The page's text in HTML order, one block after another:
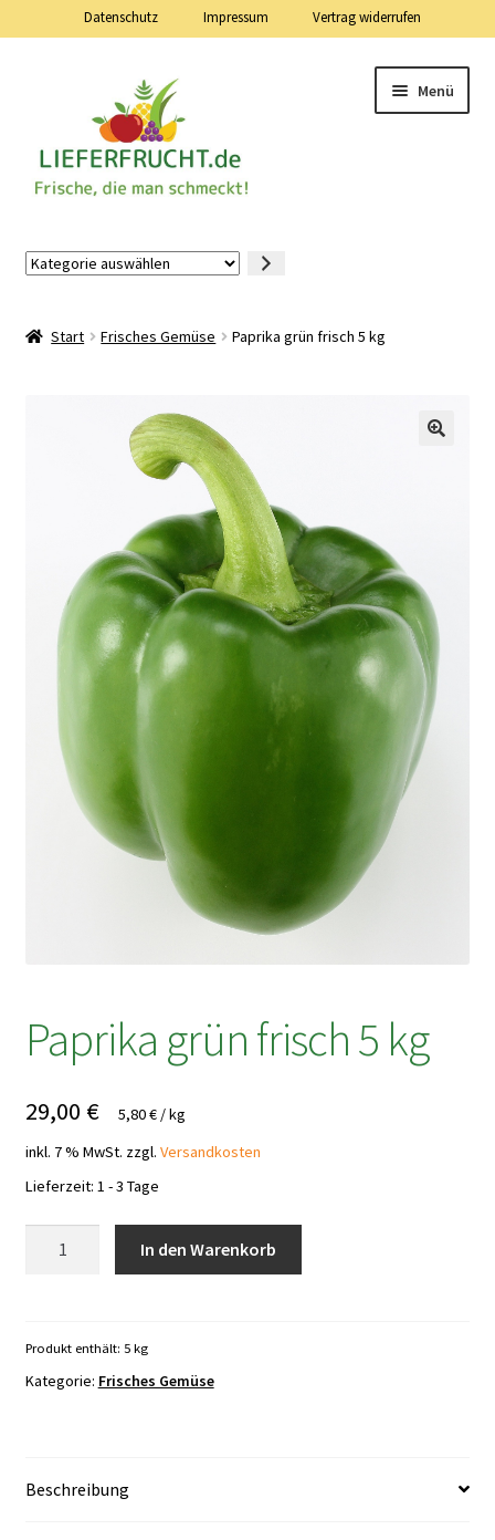
Datenschutz Impressum Vertrag widerrufen
Menü
Vertrag widerrufen
Kategorie
Start Frisches Gemüse Paprika grün frisch 5 kg
Paprika grün frisch 5 kg
29,00 € 5,80€ /kg
inkl. 7 % MwSt. zzgl. Versandkosten
Lieferzeit: 1 - 3 Tage
kg
Menge
In den Warenkorb
Produkt enthält: 5 kg
Kategorie: Frisches Gemüse
Beschreibung